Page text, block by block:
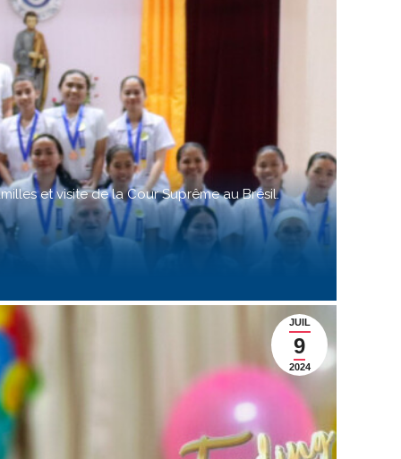
et visite de la Cour Suprême au Brésil.
JUIL
9
2024